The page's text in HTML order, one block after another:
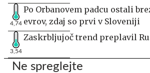
4,74
Po Orbanovem padcu ostali
evrov, zdaj so prvi v Sloveniji
3,54
Zaskrbljujoč trend preplavil
Ne spreglejte